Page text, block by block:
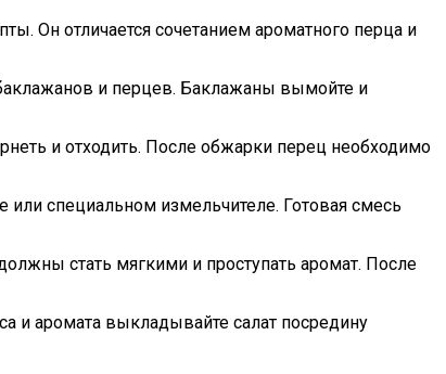
Он отличается сочетанием ароматного перца и
и перцев. Баклажаны вымойте и
и отходить. После обжарки перец необходимо
специальном измельчителе. Готовая смесь
стать мягкими и проступать аромат. После
и аромата выкладывайте салат посредину